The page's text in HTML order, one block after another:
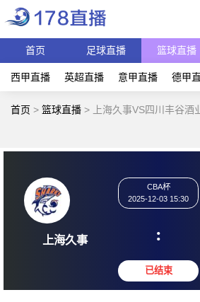
首页 足球直播 篮球直播
西甲直播 英超直播 意甲直播 德甲
首页 > 篮球直播 > 上海久事VS四川丰谷酒
上海久事
2025-12-
: